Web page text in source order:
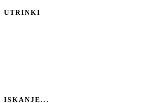
UTRINKI
ISKANJE...